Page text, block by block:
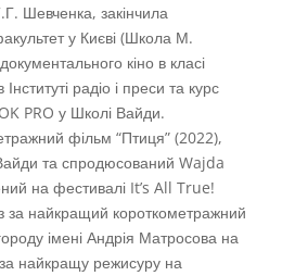
Шевченка, закінчила
у Києві (Школа М.
кіно в класі
радіо і преси та курс
PRO у Школі Вайди.
фільм “Птиця” (2022),
та спродюсований Wajda
на фестивалі It’s All True!
за найкращий короткометражний
імені Андрія Матросова на
найкращу режисуру на